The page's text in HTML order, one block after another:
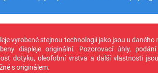
vyrobené stejnou technologií jako jsou u daného
displeje originální. Pozorovací úhly, podání
dotyku, oleofobní vrstva a další vlastnosti
s originálem.